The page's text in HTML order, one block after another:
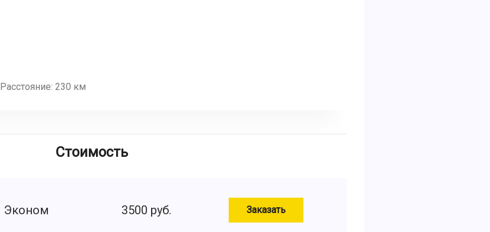
Расстояние: 230 км
Стоимость
Эконом 3500 руб. Заказать